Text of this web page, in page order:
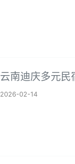
云南迪庆多元民
2026-02-14